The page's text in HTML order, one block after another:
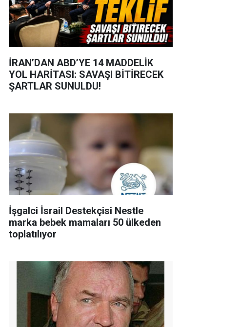
İRAN’DAN ABD’YE 14 MADDELİK
YOL HARİTASI: SAVAŞI BİTİRECEK
ŞARTLAR SUNULDU!
İşgalci İsrail Destekçisi Nestle
marka bebek mamaları 50 ülkeden
toplatılıyor